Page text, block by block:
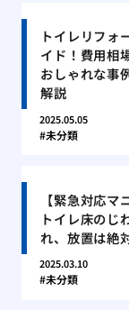
トイレリフォ
イド！費用相
おしゃれな事
解説
2025.05.05
未分類
【緊急対応マ
トイレ床のじ
れ、放置は絶
2025.03.10
未分類